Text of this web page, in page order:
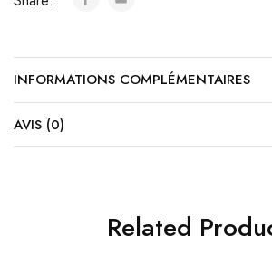
INFORMATIONS COMPLÉMENTAIRES
AVIS (0)
Related